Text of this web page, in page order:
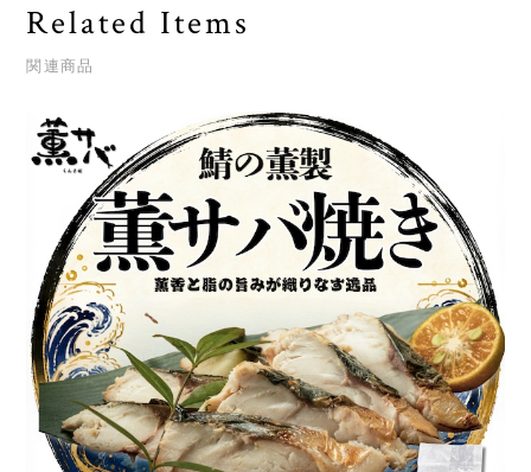
Related Items
関連商品